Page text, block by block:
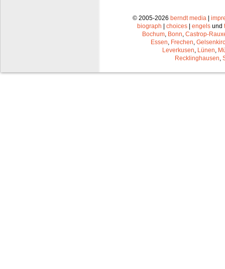
© 2005-2026 berndt media |
biograph | choices | engels und
Bochum Bonn Castrop-
Essen Frechen
Leverkusen Lünen
Recklinghausen